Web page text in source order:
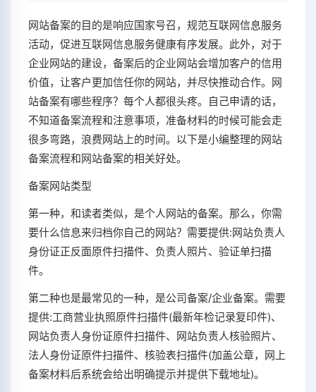
网站备案的目的是响应国家号召，规范互联网信息服务
活动，促进互联网信息服务健康有序发展。此外，对于
企业网站的建设，备案后的企业网站会增加客户的信用
价值，让客户更加信任你的网站，并尽快推动合作。网
站备案有哪些程序？每个人都很头疼。自己申请的话，
不知道备案流程和注意事项，准备材料的时候可能会走
很多弯路，浪费网站上的时间。以下是小编整理的网站
备案流程和网站备案的相关好处。
备案网站类型
第一种，和读者类似，是个人网站的备案。那么，你需
要什么信息来归档你自己的网站？需要提供:网站负责人
身份证正反面原件扫描件、负责人照片、验证单扫描
件。
第二种也是最常见的一种，是公司备案/企业备案。需要
提供:工商营业执照原件扫描件(最新年检记录复印件)、
网站负责人身份证原件扫描件、网站负责人核验照片、
法人身份证原件扫描件、核验表扫描件(加盖公章，网上
备案材料后系统会给出明确提示并提供下载地址)。